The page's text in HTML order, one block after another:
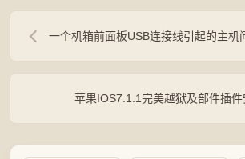
一个机箱前面板USB连接线引起的主机
苹果IOS7.1.1完美越狱及部件插件